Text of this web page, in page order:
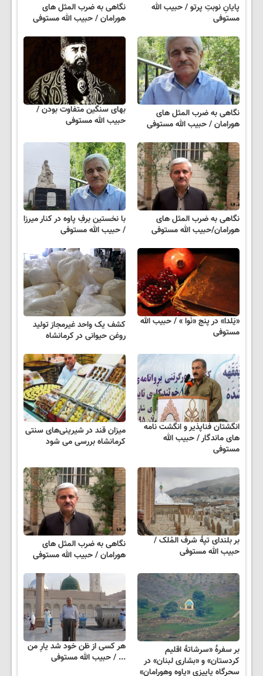
پایانِ نوبتِ پرتو / حبیب الله
مستوفی
نگاهی به ضرب المثل های
هورامان / حبیب الله مستوفی
نگاهی به ضرب المثل های
هورامان / حبیب الله مستوفی
بهای سنگین متفاوت بودن /
حبیب الله مستوفی
نگاهی به ضرب المثل های
هورامان/حبیب الله مستوفی
با نخستین برفِ پاوه در کنار میرزا
/ حبیب الله مستوفی
«یَلدا» در پنج «نَوا » / حبیب الله
مستوفی
کشف یک واحد غیرمجاز تولید
روغن حیوانی در کرمانشاه
انگشتان فناپذیر و انگشت نامه
های ماندگار / حبیب الله
مستوفی
میزان قند در شیرینی‌های سنتی
کرمانشاه بررسی می شود
بر بلندای تپۀ شرف المُلک /
حبیب الله مستوفی
نگاهی به ضرب المثل های
هورامان / حبیب الله مستوفی
بر سفرۀ «سرشاتۀ اقلیم
کردستان» و «بشاری لبنان» در
سحرگاه پاییزی «پاوه وهورامان»
هر کسی از ظن خود شد یارِ من
... / حبیب الله مستوفی